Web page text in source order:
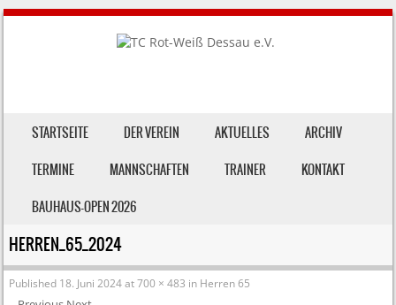
MENU
SKIP TO CONTENT
STARTSEITE DER VEREIN AKTUELLES
ARCHIV
TERMINE
MANNSCHAFTEN TRAINER
KONTAKT
BAUHAUS-OPEN 2026
HERREN_65_2024
Published 18. Juni 2024at700 × 483 in Herren 65